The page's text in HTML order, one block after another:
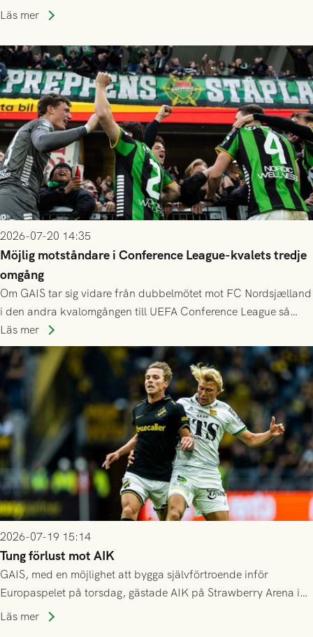
publiksnitt, ett lag med både kollektiv styrka och individuell
Läs mer
2026-07-20 14:35
Möjlig motståndare i Conference League-kvalets tredje
omgång
Om GAIS tar sig vidare från dubbelmötet mot FC Nordsjælland
i den andra kvalomgången till UEFA Conference League så
spelas den tredje kvalomgången kort därpå. Motståndare blir
då vinnaren i mötet mellan isländska Valur och HŠK Zrinjski
Mostar från Bosnien och Hercegovina.
Läs mer
2026-07-19 15:14
Tung förlust mot AIK
GAIS, med en möjlighet att bygga självförtroende inför
Europaspelet på torsdag, gästade AIK på Strawberry Arena i
Stockholm . Men trots konstant hotande i första halvlek av
Läs mer